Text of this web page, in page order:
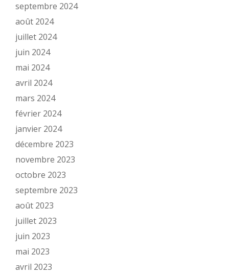
septembre 2024
août 2024
juillet 2024
juin 2024
mai 2024
avril 2024
mars 2024
février 2024
janvier 2024
décembre 2023
novembre 2023
octobre 2023
septembre 2023
août 2023
juillet 2023
juin 2023
mai 2023
avril 2023